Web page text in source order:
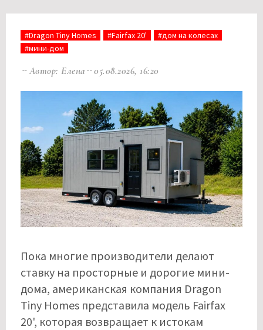
#Dragon Tiny Homes #Fairfax 20'
#дом на колесах
#мини-дом
Автор: Елена 05.08.2026, 16:20
Пока многие производители делают
ставку на просторные и дорогие мини-
дома, американская компания Dragon
Tiny Homes представила модель Fairfax
20', которая возвращает к истокам